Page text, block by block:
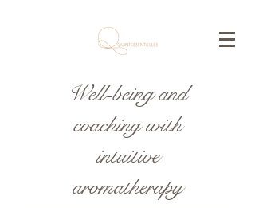
Well-being and
coaching with
intuitive
aromatherapy